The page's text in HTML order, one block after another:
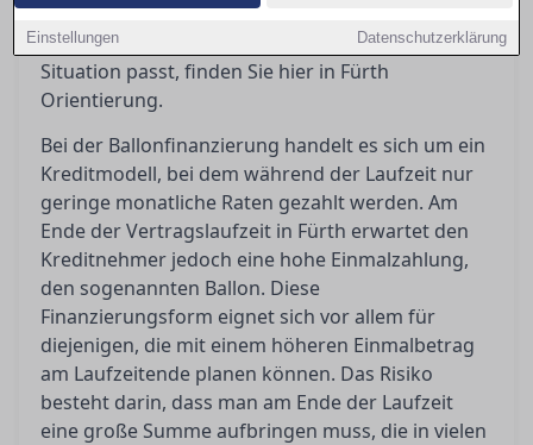
Einstellungen Datenschutzerklärung
sollten Sie beachten? Wenn Sie sich fragen,
welches Finanzierungsmodell am besten zu Ihrer
Situation passt, finden Sie hier in Fürth
Orientierung.
Bei der Ballonfinanzierung handelt es sich um ein
Kreditmodell, bei dem während der Laufzeit nur
geringe monatliche Raten gezahlt werden. Am
Ende der Vertragslaufzeit in Fürth erwartet den
Kreditnehmer jedoch eine hohe Einmalzahlung,
den sogenannten Ballon. Diese
Finanzierungsform eignet sich vor allem für
diejenigen, die mit einem höheren Einmalbetrag
am Laufzeitende planen können. Das Risiko
besteht darin, dass man am Ende der Laufzeit
eine große Summe aufbringen muss, die in vielen